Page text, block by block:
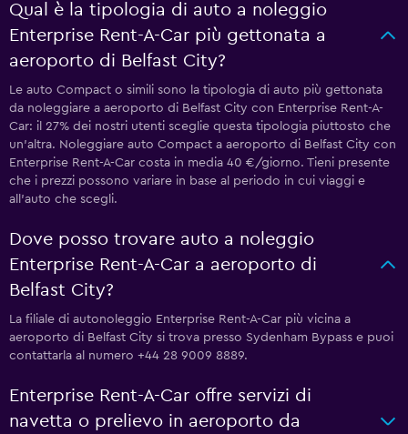
Qual è la tipologia di auto a noleggio
Enterprise Rent-A-Car più gettonata a
aeroporto di Belfast City?
Le auto Compact o simili sono la tipologia di auto più gettonata
da noleggiare a aeroporto di Belfast City con Enterprise Rent-A-
Car: il 27% dei nostri utenti sceglie questa tipologia piuttosto che
un'altra. Noleggiare auto Compact a aeroporto di Belfast City con
Enterprise Rent-A-Car costa in media 40 €/giorno. Tieni presente
che i prezzi possono variare in base al periodo in cui viaggi e
all'auto che scegli.
Dove posso trovare auto a noleggio
Enterprise Rent-A-Car a aeroporto di
Belfast City?
La filiale di autonoleggio Enterprise Rent-A-Car più vicina a
aeroporto di Belfast City si trova presso Sydenham Bypass e puoi
contattarla al numero +44 28 9009 8889.
Enterprise Rent-A-Car offre servizi di
navetta o prelievo in aeroporto da